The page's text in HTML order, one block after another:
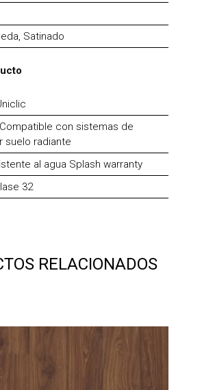
Satinado
con sistemas de
suelo radiante
al agua Splash warranty
32
RELACIONADOS